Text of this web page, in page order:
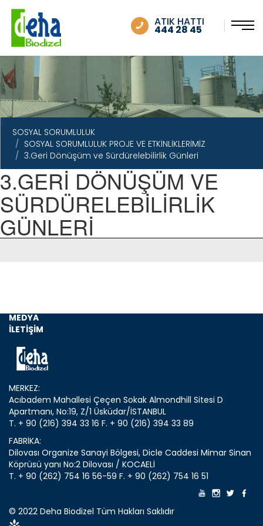
ATIK HATTI
444 28 45
SOSYAL SORUMLULUK
SOSYAL SORUMLULUK
SOSYAL SORUMLULUK PROJE VE ETKİNLİKLERİMİZ
3.Geri Dönüşüm ve Sürdürelebilirlik Günleri
3.GERİ DÖNÜŞÜM VE
SÜRDÜRELEBİLİRLİK
GÜNLERİ
MEDYA
İLETİŞİM
MERKEZ:
Acıbadem Mahallesi Çeçen Sokak Almondhill Sitesi D
Apartmanı, No:19, Z/1 Üsküdar/İSTANBUL
T. + 90 (216) 394 33 16 F. + 90 (216) 394 33 89
FABRİKA:
Dilovası Organize Sanayi Bölgesi, Dicle Caddesi Mimar Sinan
Köprüsü yanı No:2 Dilovası / KOCAELİ
T. + 90 (262) 754 16 56-59 F. + 90 (262) 754 16 51
© 2022 Deha Biodizel Tüm Hakları Saklıdır